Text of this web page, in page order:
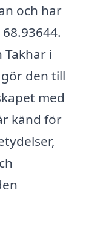
och har
i
den till
med
känd för